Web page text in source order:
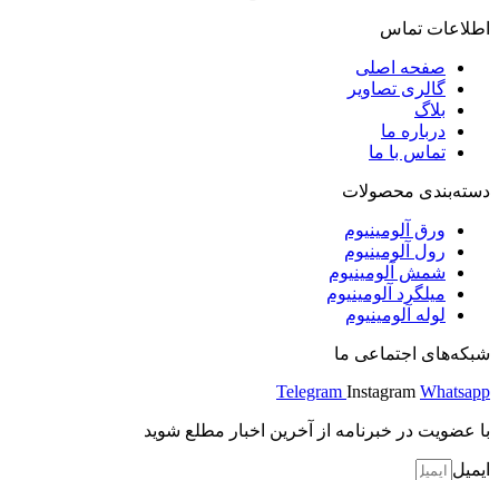
اطلاعات تماس
صفحه اصلی
گالری تصاویر
بلاگ
درباره ما
تماس با ما
دسته‌بندی محصولات
ورق آلومینیوم
رول آلومینیوم
شمش آلومینیوم
میلگرد آلومینیوم
لوله آلومینیوم
شبکه‌های اجتماعی ما
Telegram Instagram Whatsapp
با عضویت در خبرنامه از آخرین اخبار مطلع شوید
ایمیل